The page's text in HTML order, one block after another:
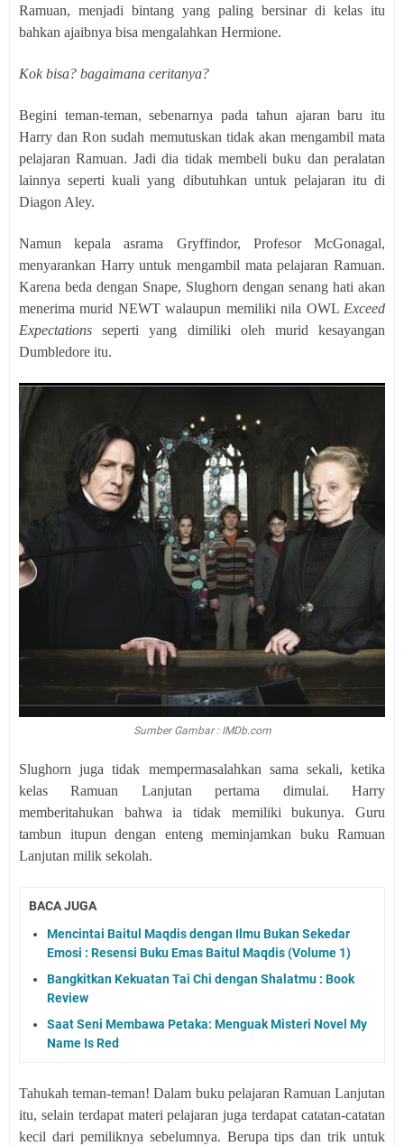
Ramuan, menjadi bintang yang paling bersinar di kelas itu
bahkan ajaibnya bisa mengalahkan Hermione.
Kok bisa? bagaimana ceritanya?
Begini teman-teman, sebenarnya pada tahun ajaran baru itu
Harry dan Ron sudah memutuskan tidak akan mengambil mata
pelajaran Ramuan. Jadi dia tidak membeli buku dan peralatan
lainnya seperti kuali yang dibutuhkan untuk pelajaran itu di
Diagon Aley.
Namun kepala asrama Gryffindor, Profesor McGonagal,
menyarankan Harry untuk mengambil mata pelajaran Ramuan.
Karena beda dengan Snape, Slughorn dengan senang hati akan
menerima murid NEWT walaupun memiliki nila OWL Exceed
Expectations seperti yang dimiliki oleh murid kesayangan
Dumbledore itu.
Sumber Gambar : IMDb.com
Slughorn juga tidak mempermasalahkan sama sekali, ketika
kelas Ramuan Lanjutan pertama dimulai. Harry
memberitahukan bahwa ia tidak memiliki bukunya. Guru
tambun itupun dengan enteng meminjamkan buku Ramuan
Lanjutan milik sekolah.
BACA JUGA
Mencintai Baitul Maqdis dengan Ilmu Bukan Sekedar
Emosi : Resensi Buku Emas Baitul Maqdis (Volume 1)
Bangkitkan Kekuatan Tai Chi dengan Shalatmu : Book
Review
Saat Seni Membawa Petaka: Menguak Misteri Novel My
Name Is Red
Tahukah teman-teman! Dalam buku pelajaran Ramuan Lanjutan
itu, selain terdapat materi pelajaran juga terdapat catatan-catatan
kecil dari pemiliknya sebelumnya. Berupa tips dan trik untuk